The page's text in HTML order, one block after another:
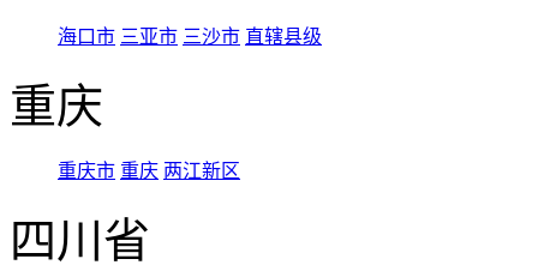
海口市 三亚市 三沙市 直辖县级
重庆
重庆市 重庆 两江新区
四川省